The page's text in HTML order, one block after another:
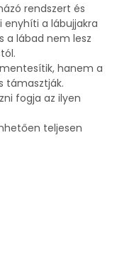
rendszert és
a lábujjakra
a lábad nem lesz
hanem a
támasztják.
fogja az ilyen
teljesen